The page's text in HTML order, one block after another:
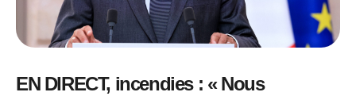
EN DIRECT, incendies : « Nous